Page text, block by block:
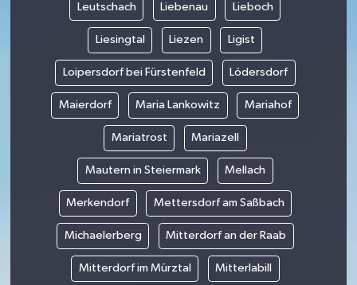
Leutschach Liebenau Lieboch
Liesingtal Liezen Ligist
Loipersdorf bei Fürstenfeld Lödersdorf
Maierdorf Maria Lankowitz Mariahof
Mariatrost Mariazell
Mautern in Steiermark Mellach
Merkendorf Mettersdorf am Saßbach
Michaelerberg Mitterdorf an der Raab
Mitterdorf im Mürztal Mitterlabill